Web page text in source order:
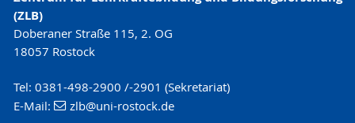
Zum Beispiel kümmert sich das ZPA um die
Anerkennung von Prüfungs- und
Studienleistungen aus anderen
Studiengängen, um Prüfungsanmeldung und -
abmeldung (Krankheitsmeldung), um das
Um gleich alles Notwendige zum Thema Praktika
kennenzulernen, bietet das Praktikumsbüro eine
Einführungsveranstaltung an.
Bitte meldet Euch auf Stud.IP zu der
Veranstaltung an. Die Veranstaltungsnummer
(ZLB)
Doberaner Straße 115, 2. OG
18057 Rostock
Tel: 0381-498-2900 /-2901 (Sekretariat)
E-Mail:
zlb@uni-rostock.de